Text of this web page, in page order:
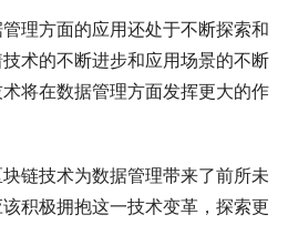
理方面的应用还处于不断探索和
术的不断进步和应用场景的不断
将在数据管理方面发挥更大的作
链技术为数据管理带来了前所未
积极拥抱这一技术变革，探索更